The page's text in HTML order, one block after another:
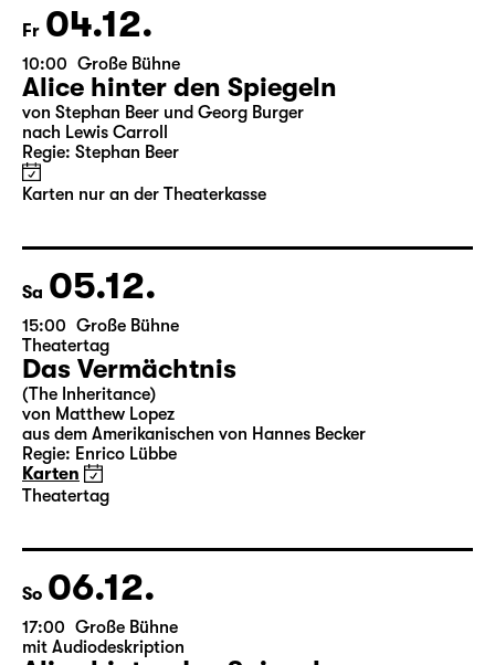
18:00 Große Bühne
mit Audiodeskription
Alice hinter den Spiegeln
von Stephan Beer und Georg Burger
nach Lewis Carroll
Regie: Stephan Beer
Karten
18:00 — 19:45 Große Bühne
Auftragswerk des Schauspiel Leipzig
deutsche märchen (UA)
(& super creeps)
von Thomas Köck
Regie: Elsa-Sophie Jach
17:15 + 17:30 Einführung im Rangfoyer
Karten
16.12.
10:00 — 11:50 Große Bühne
Wiederaufnahme
Das kalte Herz
von Wilhelm Hauff
Regie: Enrico Lübbe